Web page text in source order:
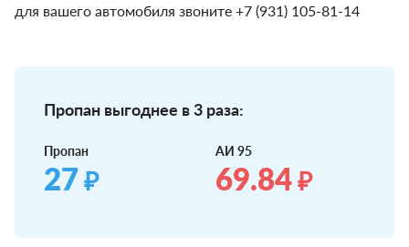
для вашего автомобиля звоните +7 (931) 105-81-14
Пропан выгоднее в 3 раза:
Пропан
27₽
АИ 95
69.84₽